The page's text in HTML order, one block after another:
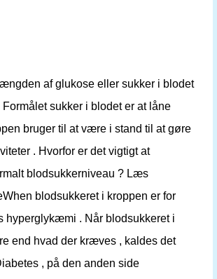
af glukose eller sukker i blodet
sukker i blodet er at låne
bruger til at være i stand til at gøre
. Hvorfor er det vigtigt at
blodsukkerniveau ? Læs
blodsukkeret i kroppen er for
hyperglykæmi . Når blodsukkeret i
end hvad der kræves , kaldes det
, på den anden side